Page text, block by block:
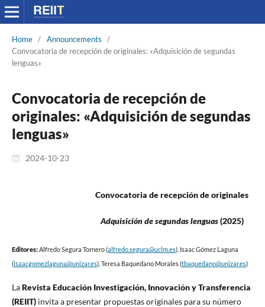
Home / Announcements
/
Convocatoria de recepción de originales: «Adquisición de segundas
lenguas»
Convocatoria de recepción de
originales: «Adquisición de segundas
lenguas»
2024-10-23
Convocatoria de recepción de originales
Adquisición de segundas lenguas(2025)
Editores:Alfredo Segura Tornero (alfredo.segura@uclm.es), Isaac Gómez Laguna
(isaacgomezlaguna@unizar.es), Teresa Baquedano Morales (tbaquedano@unizar.es)
LaRevista Educación Investigación, Innovación y Transferencia
(REIIT)invita a presentar propuestas originales para su número